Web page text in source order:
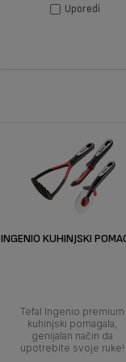
Uporedi
INGENIO KUHINJSKI
Tefal Ingenio premium
kuhinjski pomagala,
genijalan način da
upotrebite svoje ruke!